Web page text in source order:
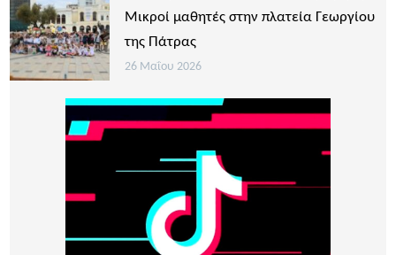
Μικροί μαθητές στην πλατεία Γεωργίου
της Πάτρας
26 Μαΐου 2026